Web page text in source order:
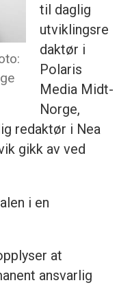
til daglig
utviklingsre
daktør i
Polaris
Media Midt-
Norge,
redaktør i Nea
gikk av ved
i en
at
ansvarlig